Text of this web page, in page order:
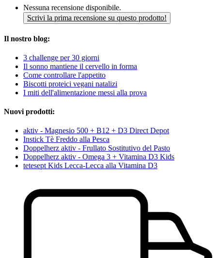
Nessuna recensione disponibile.
Scrivi la prima recensione su questo prodotto!
Il nostro blog:
3 challenge per 30 giorni
Il sonno mantiene il cervello in forma
Come controllare l'appetito
Biscotti proteici vegani natalizi
I miti dell'alimentazione messi alla prova
Nuovi prodotti:
aktiv - Magnesio 500 + B12 + D3 Direct Depot
Instick Tè Freddo alla Pesca
Doppelherz aktiv - Frullato Sostitutivo del Pasto
Doppelherz aktiv - Omega 3 + Vitamina D3 Kids
tetesept Kids Lecca-Lecca alla Vitamina D3